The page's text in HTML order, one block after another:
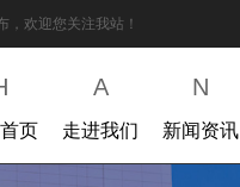
，欢迎您关注我站！
页
A
走进我们
N
新闻资讯